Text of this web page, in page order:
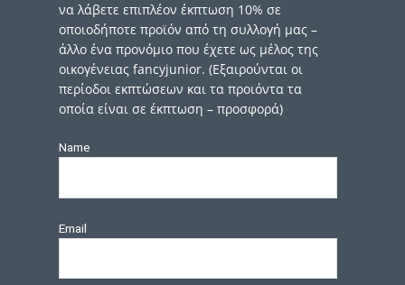
να λάβετε επιπλέον έκπτωση 10% σε
οποιοδήποτε προϊόν από τη συλλογή μας –
άλλο ένα προνόμιο που έχετε ως μέλος της
οικογένειας fancyjunior. (Εξαιρούνται οι
περίοδοι εκπτώσεων και τα προιόντα τα
οποία είναι σε έκπτωση – προσφορά)
Name
Email